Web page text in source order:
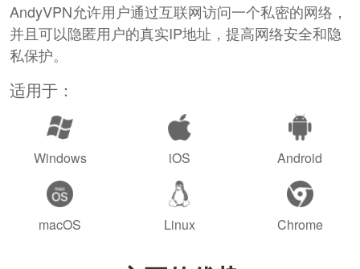
AndyVPN允许用户通过互联网访问一个私密的网络，
并且可以隐匿用户的真实IP地址，提高网络安全和隐
私保护。
适用于：
Windows iOS Android
macOS Linux Chrome